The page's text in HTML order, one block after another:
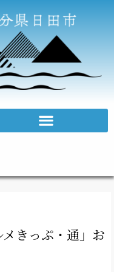
きっぷ・通」お